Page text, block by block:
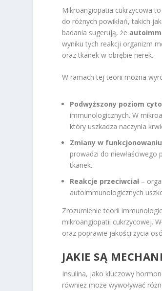
Mikroangiopatia cukrzycowa
do różnych powikłań, takich
badania sugerują, że
wyniku tych reakcji organizm
oraz tkanek w obrębie nerek.
W ramach tej teorii można
Podwyższony poziom
immunologicznych. W
który uszkadza naczynia
Zmiany w
prowadzi do
tkanek.
Reakcje przeciwciał–
autoimmunologicznych
Zrozumienie teorii
mikroangiopatii cukrzycowej.
oraz poprawie jakości życia
JAKIE SĄ
Insulina, jako kluczowy
również może wywoływać